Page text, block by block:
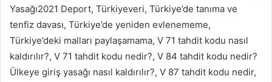
Yasağı2021 Deport, Türkiyeveri, Türkiye’de tanıma ve
tenfiz davası, Türkiye’de yeniden evlenememe,
Türkiye’deki malları paylaşamama, V 71 tahdit kodu nasıl
kaldırılır?, V 71 tahdit kodu nedir?, V 84 tahdit kodu nedir?
Ülkeye giriş yasağı nasıl kaldırılır?, V 87 tahdit kodu nedir,